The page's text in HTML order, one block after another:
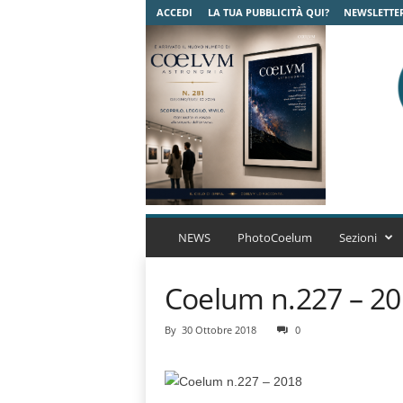
ACCEDI LA TUA PUBBLICITÀ QUI?
C
u
m
NEWS PhotoCoelum Sezioni
Coelum n.227 –
By 30 Ottobre 2018 0